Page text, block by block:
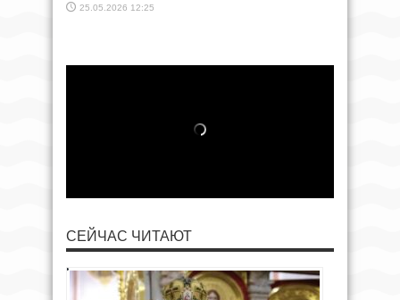
25.05.2026 12:25
СЕЙЧАС ЧИТАЮТ